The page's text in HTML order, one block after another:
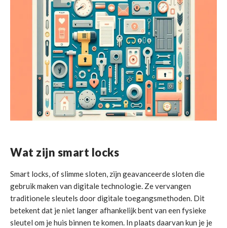
Wat zijn smart locks
Smart locks, of slimme sloten, zijn geavanceerde sloten die
gebruik maken van digitale technologie. Ze vervangen
traditionele sleutels door digitale toegangsmethoden. Dit
betekent dat je niet langer afhankelijk bent van een fysieke
sleutel om je huis binnen te komen. In plaats daarvan kun je je